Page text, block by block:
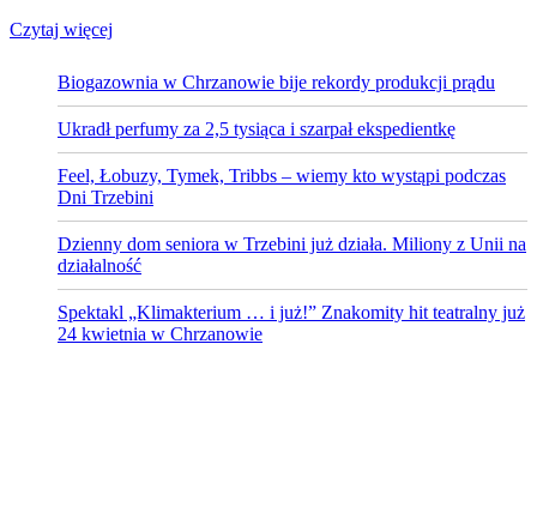
Czytaj więcej
Biogazownia w Chrzanowie bije rekordy produkcji prądu
Ukradł perfumy za 2,5 tysiąca i szarpał ekspedientkę
Feel, Łobuzy, Tymek, Tribbs – wiemy kto wystąpi podczas
Dni Trzebini
Dzienny dom seniora w Trzebini już działa. Miliony z Unii na
działalność
Spektakl „Klimakterium … i już!” Znakomity hit teatralny już
24 kwietnia w Chrzanowie